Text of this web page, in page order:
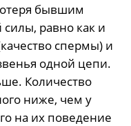
бывшим
равно как и
спермы) и
одной цепи.
Количество
ниже, чем у
на их поведение